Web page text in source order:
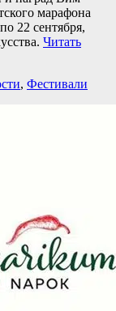
марафона
22 сентября,
Читать
, Фестивали